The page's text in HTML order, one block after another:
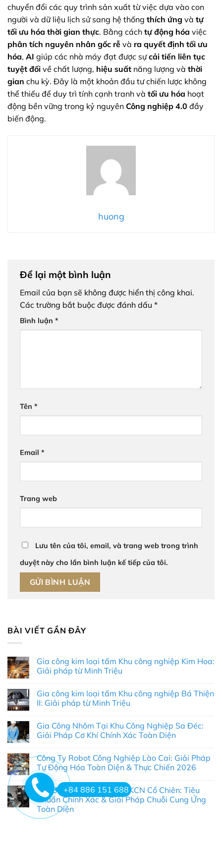
chuyển đổi các quy trình sản xuất từ việc dựa vào con
người và dữ liệu lịch sử sang hệ thống thích ứng và tự
tối ưu hóa thời gian thực. Bằng cách tự động hóa việc
phân tích nguyên nhân gốc rễ và ra quyết định tối ưu
hóa, AI giúp các nhà máy đạt được sựcải tiến liên tục
tuyệt đối về chất lượng, hiệu suất năng lượng và thời
gian chu kỳ. Đây là một khoản đầu tư chiến lược không
thể thiếu để duy trì tính cạnh tranh và tối ưu hóa hoạt
động bền vững trong kỷ nguyên Công nghiệp 4.0 đầy
biến động.
huong
Để lại một bình luận
Email của bạn sẽ không được hiển thị công khai.
Các trường bắt buộc được đánh dấu *
Bình luận *
Tên *
Email *
Trang web
Lưu tên của tôi, email, và trang web trong trình
duyệt này cho lần bình luận kế tiếp của tôi.
BÀI VIẾT GẦN ĐÂY
Gia công kim loại tấm Khu công nghiệp Kim Hoa:
Giải pháp từ Minh Triệu
bình
luận
ở
kim
loại
tấm
nghiệp
Kim
Hoa:
Giải
pháp
từ
Minh
Triệu
Gia công kim loại tấm Khu công nghiệp Bá Thiện
II: Giải pháp từ Minh Triệu
bình
luận
ở
kim
loại
tấm
Khu
công
nghiệp
Bá
Thiện
II:
Gia Công Nhôm Tại Khu Công Nghiệp Sa Đéc:
Giải Pháp Cơ Khí Chính Xác Toàn Diện
bình
luận
ở
Gia
Công
Nhôm
Tại
Khu
Công
Nghiệp
Công Ty Robot Công Nghiệp Lào Cai: Giải Pháp
Tự Động Hóa Toàn Diện & Thực Chiến 2026
Không
có
bình
luận
ở
Công
Gia Công Nhôm CNC Tại KCN Cổ Chiên: Tiêu
Chuẩn Chính Xác & Giải Pháp Chuỗi Cung Ứng
Toàn Diện
Không
+84 886 151 688